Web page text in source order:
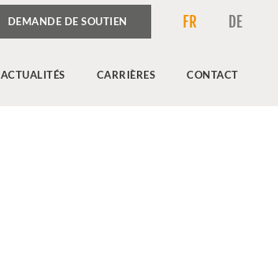
DEMANDE DE SOUTIEN FR DE
ACTUALITÉS CARRIÈRES CONTACT